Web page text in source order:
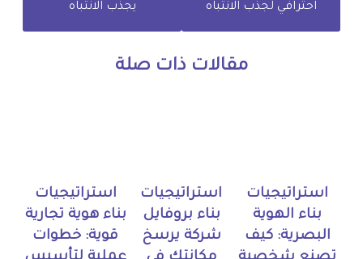
احترافي لجذب الانتباه
يجذب الانتباه
مقالات ذات صلة
استراتيجيات
بناء الهوية
البصرية: كيف
استراتيجيات
بناء بروفايل
شركة يرسخ
استراتيجيات
بناء هوية تجارية
قوية: خطوات